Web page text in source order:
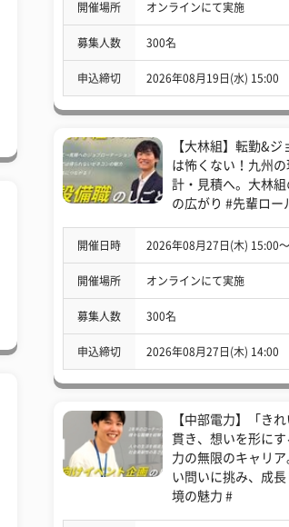
開催場所 オンラインにて実施
募集人数 300名
申込締切 2026年08月19日(水) 15:00
【大林組】転勤&ジ
は怖くない！九州
計・見積へ。大林組
の広がり #先輩ロー
開催日時 2026年08月27日(木) 15:00
開催場所 オンラインにて実施
募集人数 300名
申込締切 2026年08月27日(木) 14:00
【中部電力】「き
貫き、想いを形にす
力の無限のキャリ
い問いに挑み、成
境の魅力 #